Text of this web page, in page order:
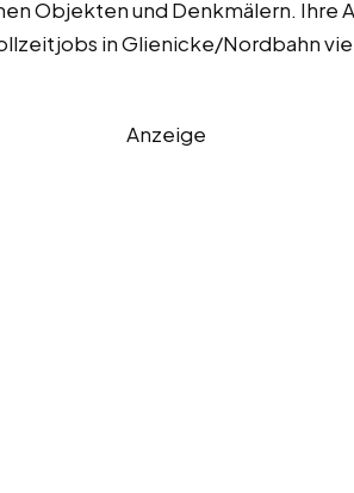
Objekten und Denkmälern. Ihre
in Glienicke/Nordbahn
Anzeige